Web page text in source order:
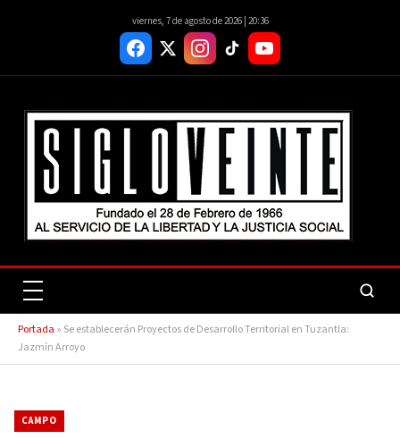
viernes, 7 de agosto de 2026 | 20:36
Portada » Se establecerán Proyectos de Desarrollo Territorial en Tuzantla:
Jazmín Arroyo
CAMPO